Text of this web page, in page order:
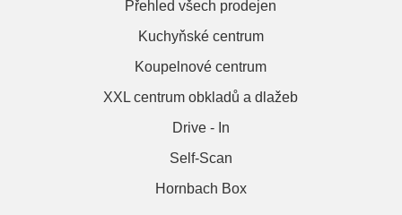
Přehled všech prodejen
Kuchyňské centrum
Koupelnové centrum
XXL centrum obkladů a dlažeb
Drive - In
Self-Scan
Hornbach Box